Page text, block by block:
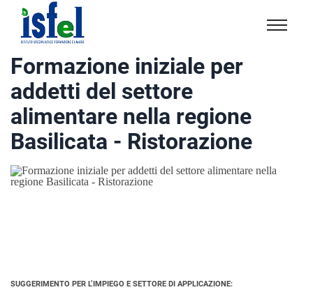
Isfel
Istituto
specialistico
formazione
e
lavoro
Formazione iniziale per
addetti del settore
alimentare nella regione
Basilicata - Ristorazione
SUGGERIMENTO PER L’IMPIEGO E SETTORE DI APPLICAZIONE: